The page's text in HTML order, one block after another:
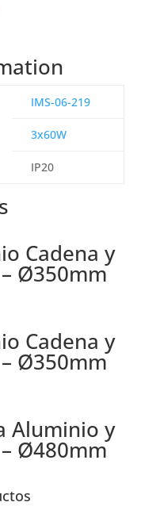
IMS-06-219
3x60W
IP20
Cadena y
Ø350mm
Cadena y
Ø350mm
Aluminio y
Ø480mm